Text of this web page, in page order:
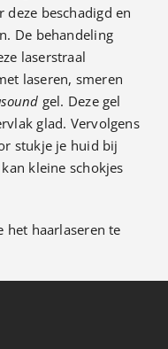
beschadigd en
De behandeling
laserstraal
laseren, smeren
gel. Deze gel
glad. Vervolgens
stukje je huid bij
kleine schokjes
het haarlaseren te